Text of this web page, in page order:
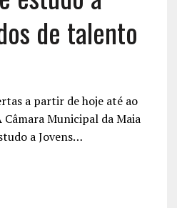
de talento
a partir de hoje até ao
Municipal da Maia
a Jovens…